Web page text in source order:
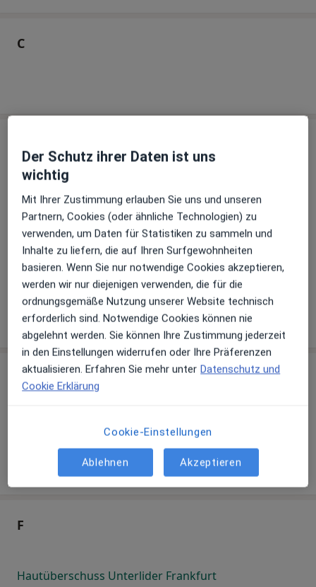
C
Hautüberschuss Unterlider Darmstadt
Hautüberschuss Unterlider Dortmund
Hautüberschuss Unterlider Dresden
Hautüberschuss Unterlider Duisburg
Hautüberschuss Unterlider Düsseldorf
E
Hautüberschuss Unterlider Ebersberg
Hautüberschuss Unterlider Essen
F
Hautüberschuss Unterlider Frankfurt
Der Schutz ihrer Daten ist uns
wichtig
Mit Ihrer Zustimmung erlauben Sie uns und unseren
Partnern, Cookies (oder ähnliche Technologien) zu
verwenden, um Daten für Statistiken zu sammeln und
Inhalte zu liefern, die auf Ihren Surfgewohnheiten
basieren. Wenn Sie nur notwendige Cookies akzeptieren,
werden wir nur diejenigen verwenden, die für die
ordnungsgemäße Nutzung unserer Website technisch
erforderlich sind. Notwendige Cookies können nie
abgelehnt werden. Sie können Ihre Zustimmung jederzeit
in den Einstellungen widerrufen oder Ihre Präferenzen
aktualisieren. Erfahren Sie mehr unter Datenschutz und
Cookie Erklärung
Cookie-Einstellungen
Ablehnen Akzeptieren